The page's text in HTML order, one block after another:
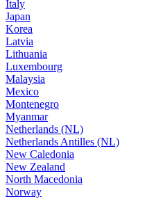
Italy
Japan
Korea
Latvia
Lithuania
Luxembourg
Malaysia
Mexico
Montenegro
Myanmar
Netherlands (NL)
Netherlands Antilles (NL)
New Caledonia
New Zealand
North Macedonia
Norway